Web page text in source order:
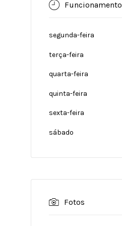
Funcionamento
segunda-feira
terça-feira
quarta-feira
quinta-feira
sexta-feira
sábado
Fotos